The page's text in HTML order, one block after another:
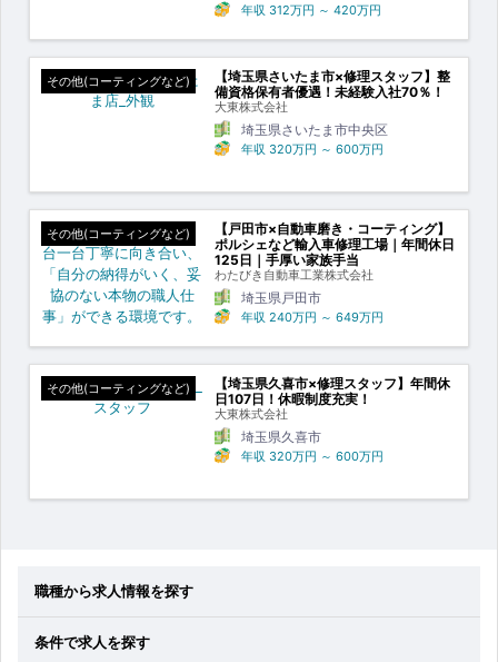
年収 312万円 ～ 420万円
その他(コーティングなど)
【埼玉県さいたま市×修理スタッフ】整
備資格保有者優遇！未経験入社70％！
大東株式会社
埼玉県さいたま市中央区
年収 320万円 ～ 600万円
その他(コーティングなど)
【戸田市×自動車磨き・コーティング】
ポルシェなど輸入車修理工場｜年間休日
125日｜手厚い家族手当
わたびき自動車工業株式会社
埼玉県戸田市
年収 240万円 ～ 649万円
その他(コーティングなど)
【埼玉県久喜市×修理スタッフ】年間休
日107日！休暇制度充実！
大東株式会社
埼玉県久喜市
年収 320万円 ～ 600万円
職種から求人情報を探す
条件で求人を探す